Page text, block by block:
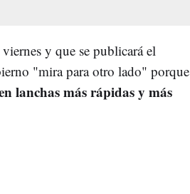
y que se publicará el
"mira para otro lado" porque
lanchas más rápidas y más